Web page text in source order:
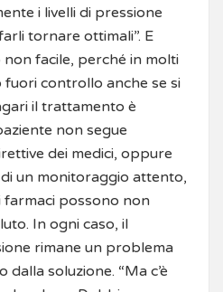
i livelli di pressione
tornare ottimali”. E
facile, perché in molti
fuori controllo anche se si
il trattamento è
non segue
dei medici, oppure
un monitoraggio attento,
farmaci possono non
In ogni caso, il
rimane un problema
soluzione. “Ma c’è